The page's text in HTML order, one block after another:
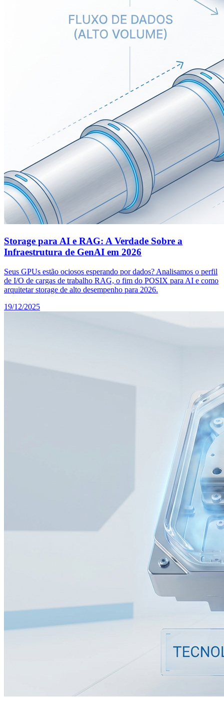
Storage para AI e RAG: A Verdade Sobre a
Infraestrutura de GenAI em 2026
Seus GPUs estão ociosos esperando por dados? Analisamos o perfil
de I/O de cargas de trabalho RAG, o fim do POSIX para AI e como
arquitetar storage de alto desempenho para 2026.
19/12/2025